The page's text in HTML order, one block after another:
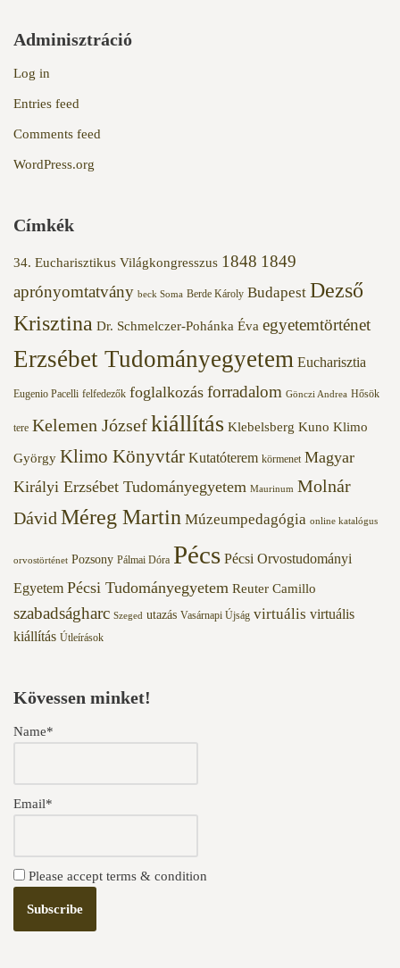
Adminisztráció
Log in
Entries feed
Comments feed
WordPress.org
Címkék
34. Eucharisztikus Világkongresszus 1848 1849
aprónyomtatvány beck Soma Berde Károly Budapest Dezső
Krisztina Dr. Schmelczer-Pohánka Éva egyetemtörténet
Erzsébet Tudományegyetem Eucharisztia
Eugenio Pacelli felfedezők foglalkozás forradalom Gönczi Andrea Hősök
tere Kelemen Józsefkiállítás Klebelsberg Kuno Klimo
György Klimo Könyvtár Kutatóterem körmenet Magyar
Királyi Erzsébet Tudományegyetem Maurinum Molnár
Dávid Méreg Martin Múzeumpedagógia online katalógus
orvostörténet Pozsony Pálmai Dóra Pécs Pécsi Orvostudományi
Egyetem Pécsi Tudományegyetem Reuter Camillo
szabadságharc Szeged utazás Vasárnapi Újság virtuális virtuális
kiállítás Útleírások
Kövessen minket!
Name*
Email*
Please accept terms & condition